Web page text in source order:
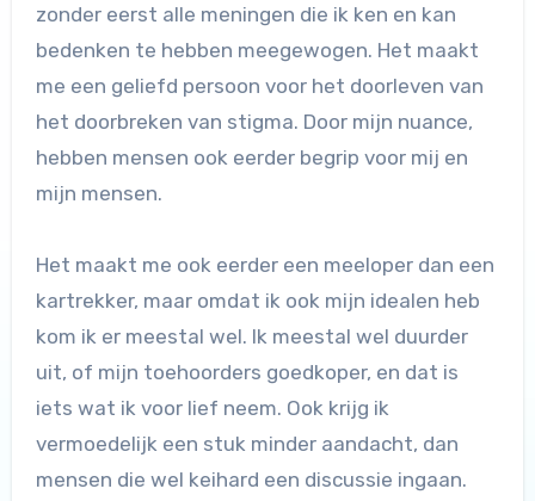
zonder eerst alle meningen die ik ken en kan
bedenken te hebben meegewogen. Het maakt
me een geliefd persoon voor het doorleven van
het doorbreken van stigma. Door mijn nuance,
hebben mensen ook eerder begrip voor mij en
mijn mensen.
Het maakt me ook eerder een meeloper dan een
kartrekker, maar omdat ik ook mijn idealen heb
kom ik er meestal wel. Ik meestal wel duurder
uit, of mijn toehoorders goedkoper, en dat is
iets wat ik voor lief neem. Ook krijg ik
vermoedelijk een stuk minder aandacht, dan
mensen die wel keihard een discussie ingaan.